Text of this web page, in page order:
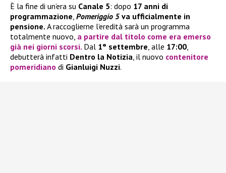
È la fine di un’era su Canale 5: dopo 17 anni di
programmazione Pomeriggio 5 va ufficialmente in
pensione. A raccoglierne l’eredità sarà un programma
totalmente nuovo, a partire dal titolo come era emerso
già nei giorni scorsi. Dal 1° settembre , alle 17:00
debutterà infatti Dentro la Notizia , il nuovo contenitore
pomeridiano di Gianluigi Nuzzi.